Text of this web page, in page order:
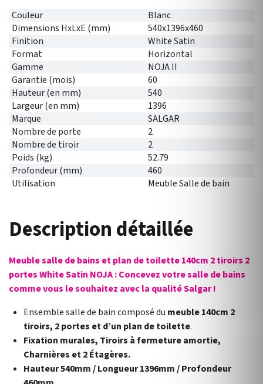
Couleur
Blanc
Dimensions HxLxE (mm)
540x1396x460
Finition
White Satin
Format
Horizontal
Gamme
NOJA II
Garantie (mois)
60
Hauteur (en mm)
540
Largeur (en mm)
1396
Marque
SALGAR
Nombre de porte
2
Nombre de tiroir
2
Poids (kg)
52.79
Profondeur (mm)
460
Utilisation
Meuble Salle de bain
Description détaillée
Meuble salle de bains et plan de toilette 140cm 2 tiroirs 2
portes White Satin NOJA : Concevez votre salle de bains
comme vous le souhaitez avec la qualité Salgar !
Ensemble salle de bain composé du meuble 140cm 2
tiroirs, 2 portes et d’un plan de toilette.
Fixation murales, Tiroirs à fermeture amortie,
Charnières et 2 Étagères.
Hauteur 540mm / Longueur 1396mm / Profondeur